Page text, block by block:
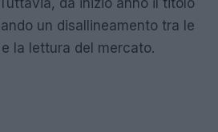
da inizio anno il titolo
un disallineamento tra le
la lettura del mercato.